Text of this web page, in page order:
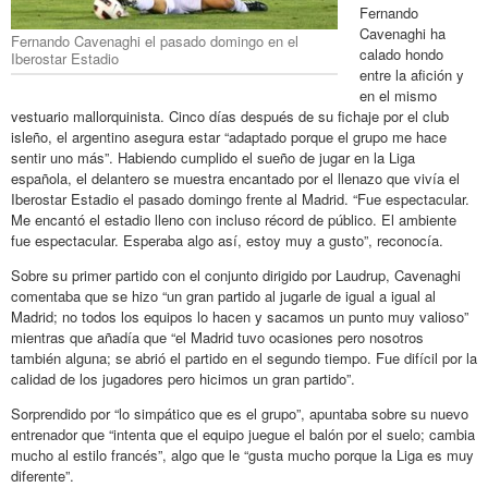
Fernando Cavenaghi el pasado domingo en el
Iberostar Estadio
Fernando
Cavenaghi ha
calado hondo
entre la afición y
en el mismo
vestuario mallorquinista. Cinco días después de su fichaje por el club
isleño, el argentino asegura estar “adaptado porque el grupo me hace
sentir uno más”. Habiendo cumplido el sueño de jugar en la Liga
española, el delantero se muestra encantado por el llenazo que vivía el
Iberostar Estadio el pasado domingo frente al Madrid. “Fue espectacular.
Me encantó el estadio lleno con incluso récord de público. El ambiente
fue espectacular. Esperaba algo así, estoy muy a gusto”, reconocía.
Sobre su primer partido con el conjunto dirigido por Laudrup, Cavenaghi
comentaba que se hizo “un gran partido al jugarle de igual a igual al
Madrid; no todos los equipos lo hacen y sacamos un punto muy valioso”
mientras que añadía que “el Madrid tuvo ocasiones pero nosotros
también alguna; se abrió el partido en el segundo tiempo. Fue difícil por la
calidad de los jugadores pero hicimos un gran partido”.
Sorprendido por “lo simpático que es el grupo”, apuntaba sobre su nuevo
entrenador que “intenta que el equipo juegue el balón por el suelo; cambia
mucho al estilo francés”, algo que le “gusta mucho porque la Liga es muy
diferente”.